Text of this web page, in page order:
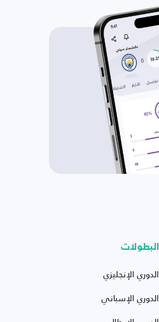
البطولات
الدوري الإنجليزي
الدوري الإسباني